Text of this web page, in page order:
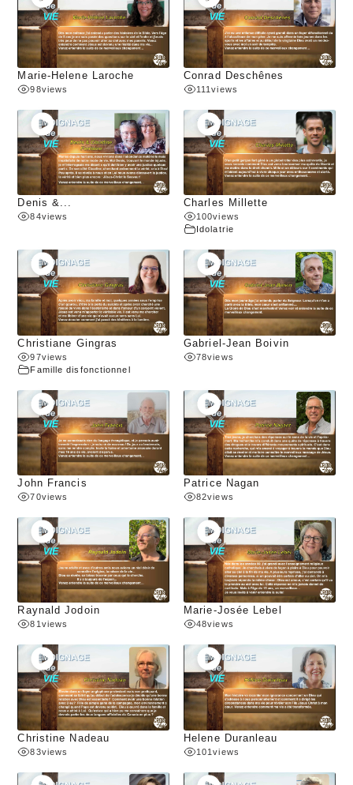
Marie-Helene Laroche
98views
Conrad Deschênes
111views
Denis &...
84views
Charles Millette
100views
Idolatrie
Christiane Gingras
97views
Famille disfonctionnel
Gabriel-Jean Boivin
78views
John Francis
70views
Patrice Nagan
82views
Raynald Jodoin
81 views
Marie-Josée Lebel
48views
Christine Nadeau
83views
Helene Duranleau
101views